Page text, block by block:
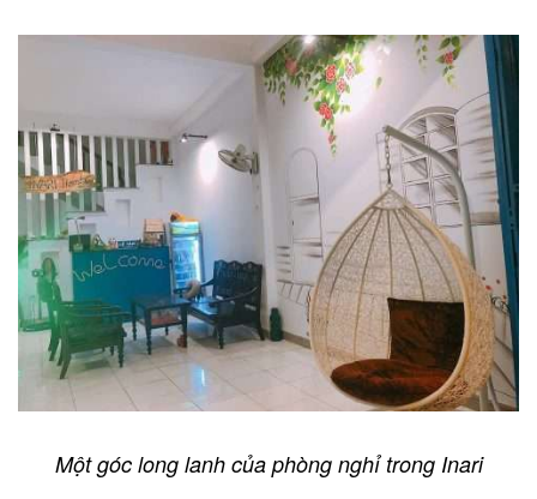
Một góc long lanh của phòng nghỉ trong Inari